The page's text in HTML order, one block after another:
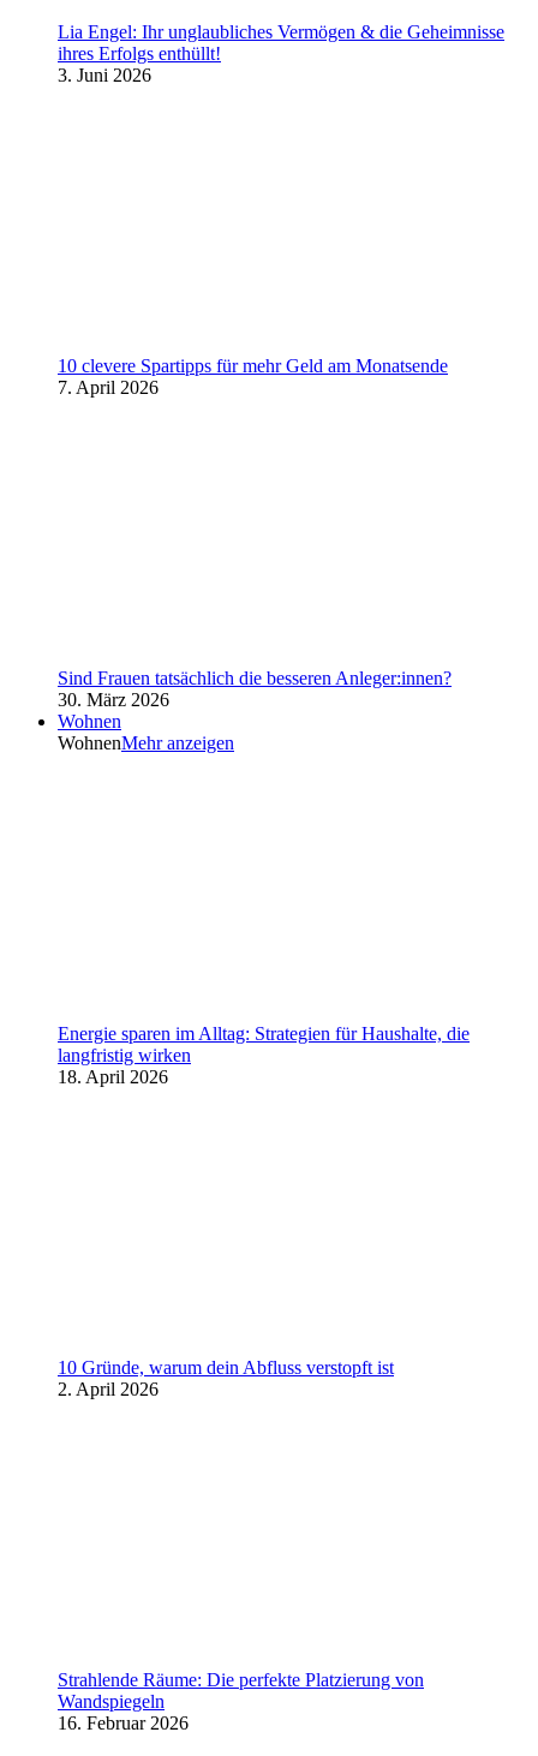
Lia Engel: Ihr unglaubliches Vermögen & die Geheimnisse
ihres Erfolgs enthüllt!
3. Juni 2026
10 clevere Spartipps für mehr Geld am Monatsende
7. April 2026
Sind Frauen tatsächlich die besseren Anleger:innen?
30. März 2026
Wohnen
WohnenMehr anzeigen
Energie sparen im Alltag: Strategien für Haushalte, die
langfristig wirken
18. April 2026
10 Gründe, warum dein Abfluss verstopft ist
2. April 2026
Strahlende Räume: Die perfekte Platzierung von
Wandspiegeln
16. Februar 2026